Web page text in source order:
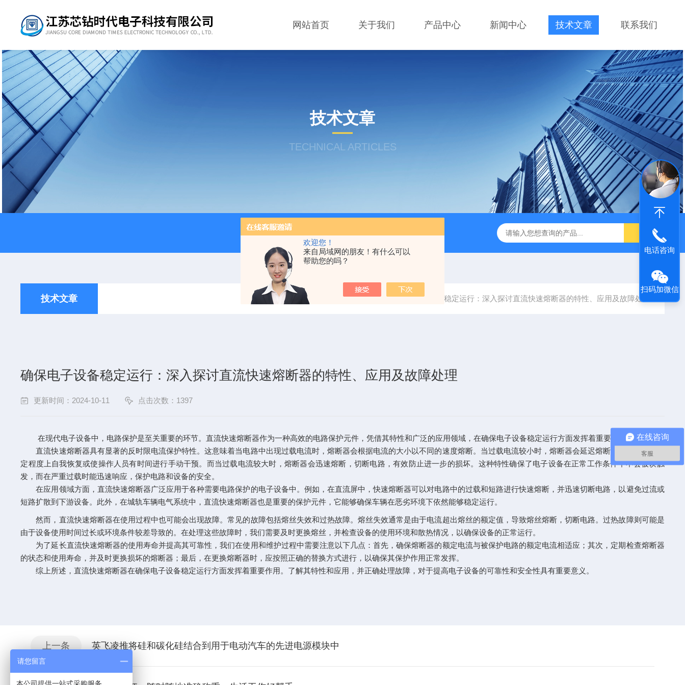
欢迎您！
来自局域网的朋友！有什么可以
帮助您的吗？
网站首页 关于我们 产品中心 新闻中心 技术文章 联系我们
技术文章
TECHNICAL ARTICLES
技术文章 当前位置： 技术文章 确保电子设备稳定运行：深入探讨直流快速熔断器的特性、应用及故障处理
确保电子设备稳定运行：深入探讨直流快速熔断器的特性、应用及故障处理
更新时间：2024-10-11 点击次数：1397
在现代电子设备中，电路保护是至关重要的环节。直流快速熔断器作为一种高效的电路保护元件，凭借其特性和广泛的应用领域，在确保电子设备稳定运行方面发挥着重要的作用。
直流快速熔断器具有显著的反时限电流保护特性。这意味着当电路中出现过载电流时，熔断器会根据电流的大小以不同的速度熔断。当过载电流较小时，熔断器会延迟熔断，允许系统在一
定程度上自我恢复或使操作人员有时间进行手动干预。而当过载电流较大时，熔断器会迅速熔断，切断电路，有效防止进一步的损坏。这种特性确保了电子设备在正常工作条件下不会被误触
发，而在严重过载时能迅速响应，保护电路和设备的安全。
在应用领域方面，直流快速熔断器广泛应用于各种需要电路保护的电子设备中。例如，在直流屏中，快速熔断器可以对电路中的过载和短路进行快速熔断，并迅速切断电路，以避免过流或
短路扩散到下游设备。此外，在城轨车辆电气系统中，直流快速熔断器也是重要的保护元件，它能够确保车辆在恶劣环境下依然能够稳定运行。
然而，直流快速熔断器在使用过程中也可能会出现故障。常见的故障包括熔丝失效和过热故障。熔丝失效通常是由于电流超出熔丝的额定值，导致熔丝熔断，切断电路。过热故障则可能是
由于设备使用时间过长或环境条件较差导致的。在处理这些故障时，我们需要及时更换熔丝，并检查设备的使用环境和散热情况，以确保设备的正常运行。
为了延长直流快速熔断器的使用寿命并提高其可靠性，我们在使用和维护过程中需要注意以下几点：首先，确保熔断器的额定电流与被保护电路的额定电流相适应；其次，定期检查熔断器
的状态和使用寿命，并及时更换损坏的熔断器；最后，在更换熔断器时，应按照正确的替换方式进行，以确保其保护作用正常发挥。
综上所述，直流快速熔断器在确保电子设备稳定运行方面发挥着重要作用。了解其特性和应用，并正确处理故障，对于提高电子设备的可靠性和安全性具有重要意义。
上一条 英飞凌推将硅和碳化硅结合到用于电动汽车的先进电源模块中
电话咨询
扫码加微信
在线咨询
客服
请您留言